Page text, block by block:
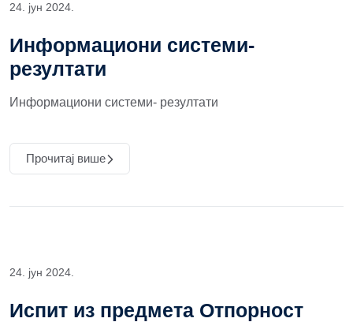
24. јун 2024.
Информациони системи-
резултати
Информациони системи- резултати
Прочитај више
24. јун 2024.
Испит из предмета Отпорност